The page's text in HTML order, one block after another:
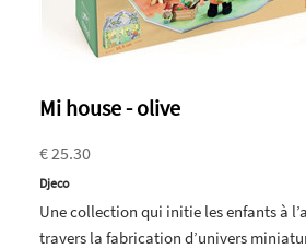
Mi house - olive
€ 25.30
Djeco
Une collection qui initie les enfants à
travers la fabrication d’univers